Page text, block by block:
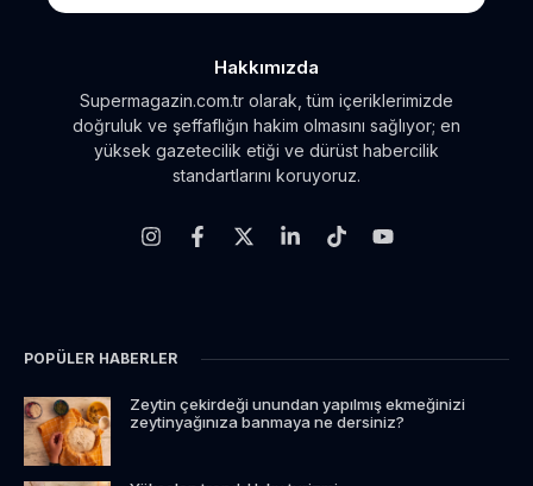
Hakkımızda
Supermagazin.com.tr olarak, tüm içeriklerimizde
doğruluk ve şeffaflığın hakim olmasını sağlıyor; en
yüksek gazetecilik etiği ve dürüst habercilik
standartlarını koruyoruz.
POPÜLER HABERLER
Zeytin çekirdeği unundan yapılmış ekmeğinizi
zeytinyağınıza banmaya ne dersiniz?